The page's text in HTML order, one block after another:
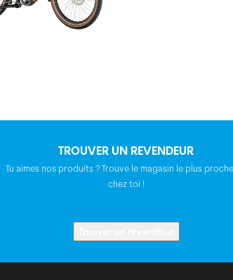
TROUVER UN REVENDEUR
Tu aimes nos produits ? Trouve le magasin le plus
chez toi !